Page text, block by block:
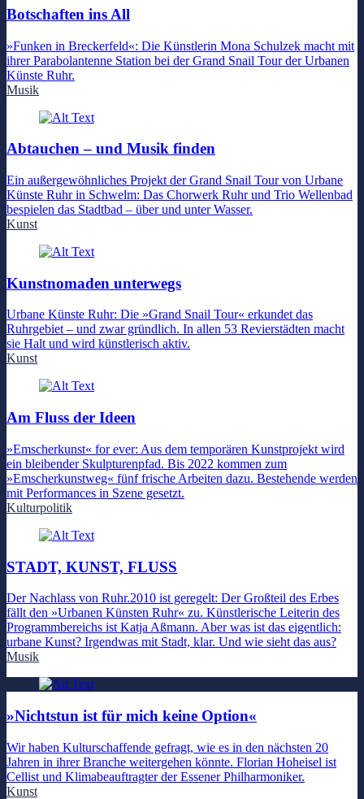
Botschaften ins All
»Funken in Breckerfeld«: Die Künstlerin Mona Schulzek macht mit
ihrer Parabolantenne Station bei der Grand Snail Tour der Urbanen
Künste Ruhr.
Musik
Abtauchen – und Musik finden
Ein außergewöhnliches Projekt der Grand Snail Tour von Urbane
Künste Ruhr in Schwelm: Das Chorwerk Ruhr und Trio Wellenbad
bespielen das Stadtbad – über und unter Wasser.
Kunst
Kunstnomaden unterwegs
Urbane Künste Ruhr: Die »Grand Snail Tour« erkundet das
Ruhrgebiet – und zwar gründlich. In allen 53 Revierstädten macht
sie Halt und wird künstlerisch aktiv.
Kunst
Am Fluss der Ideen
»Emscherkunst« for ever: Aus dem temporären Kunstprojekt wird
ein bleibender Skulpturenpfad. Bis 2022 kommen zum
»Emscherkunstweg« fünf frische Arbeiten dazu. Bestehende werden
mit Performances in Szene gesetzt.
Kulturpolitik
STADT, KUNST, FLUSS
Der Nachlass von Ruhr.2010 ist geregelt: Der Großteil des Erbes
fällt den »Urbanen Künsten Ruhr« zu. Künstlerische Leiterin des
Programmbereichs ist Katja Aßmann. Aber was ist das eigentlich:
urbane Kunst? Irgendwas mit Stadt, klar. Und wie sieht das aus?
Musik
»Nichtstun ist für mich keine Option«
Wir haben Kulturschaffende gefragt, wie es in den nächsten 20
Jahren in ihrer Branche weitergehen könnte. Florian Hoheisel ist
Cellist und Klimabeauftragter der Essener Philharmoniker.
Kunst